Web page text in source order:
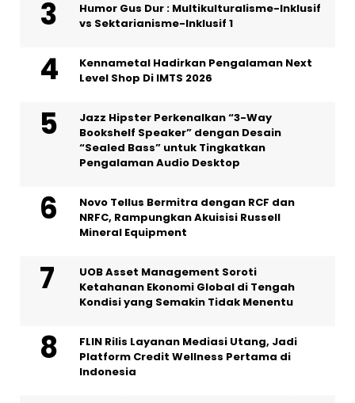
Humor Gus Dur : Multikulturalisme-Inklusif
vs Sektarianisme-Inklusif 1
Kennametal Hadirkan Pengalaman Next
Level Shop Di IMTS 2026
Jazz Hipster Perkenalkan “3-Way
Bookshelf Speaker” dengan Desain
“Sealed Bass” untuk Tingkatkan
Pengalaman Audio Desktop
Novo Tellus Bermitra dengan RCF dan
NRFC, Rampungkan Akuisisi Russell
Mineral Equipment
UOB Asset Management Soroti
Ketahanan Ekonomi Global di Tengah
Kondisi yang Semakin Tidak Menentu
FLIN Rilis Layanan Mediasi Utang, Jadi
Platform Credit Wellness Pertama di
Indonesia